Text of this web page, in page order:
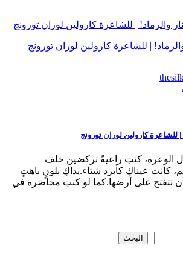
والرماد! | للشاعرة كارولين لوران تورونج
للشاعرة كارولين لوران تورونج
الوعرة، كنتِ راعيةً تركضين خلف
كانت عيناكِ كأبرد شتاء.يداكِ بلونٍ باهتٍ
تتفتح على أرضها.كما لو كنتِ محاصَرة في
البحث